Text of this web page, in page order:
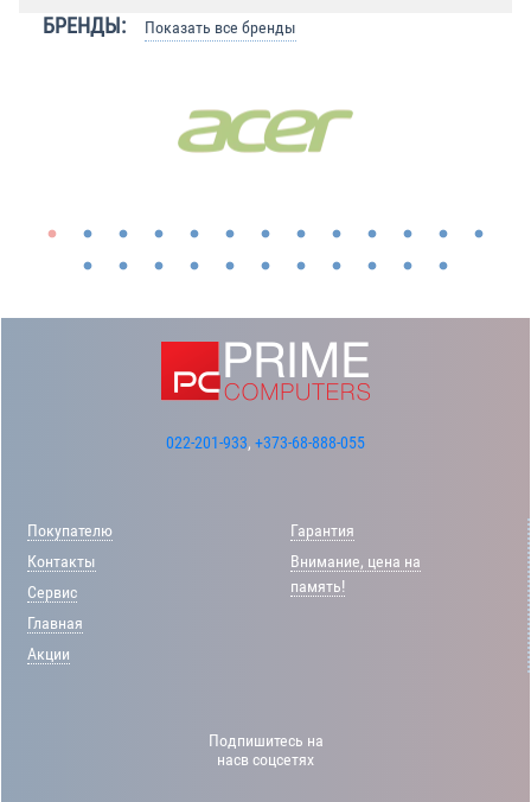
БРЕНДЫ: Показать все бренды
022-201-933, +373-68-888-055
Покупателю
Контакты
Сервис
Главная
Акции
Гарантия
Внимание, цена на
память!
Подпишитесь на
насв соцсетях